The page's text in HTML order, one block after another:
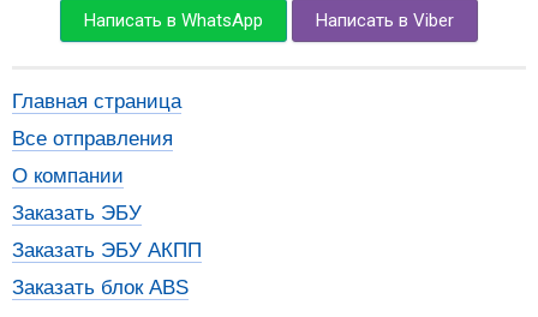
Написать в WhatsApp Написать в Viber
Главная страница
Все отправления
О компании
Заказать ЭБУ
Заказать ЭБУ АКПП
Заказать блок ABS